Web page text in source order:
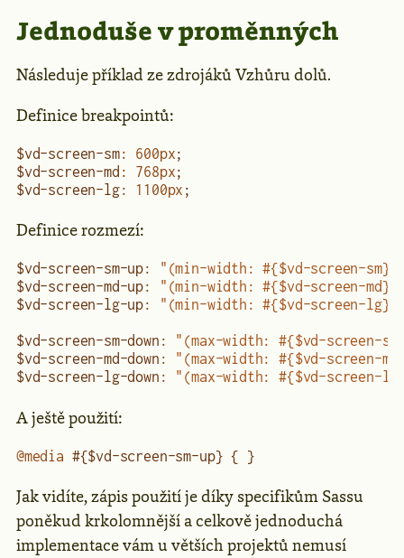
Jednoduše v proměnných
Následuje příklad ze zdrojáků Vzhůru dolů.
Definice breakpointů:
$vd-screen-sm: 600px;
$vd-screen-md : 768px;
$vd-screen-lg: 1100px ;
Definice rozmezí:
$vd-screen-sm-up:
"(min-width: #{$vd-screen-
$vd-screen-md-up:
"(min-width: #{$vd-screen-
$vd-screen-lg-up: "(min-width: #{$vd-screen-
$vd-screen-sm-down :
"(max-width: #{$vd-screen-
$vd-screen-md-down :
"(max-width: #{$vd-screen-
$vd-screen-lg-down : "(max-width: #{$vd-screen-
A ještě použití:
@media #{$vd-screen-sm-up} { }
Jak vidíte, zápis použití je díky specifikům Sassu
poněkud krkolomnější a celkově jednoduchá
implementace vám u větších projektů nemusí